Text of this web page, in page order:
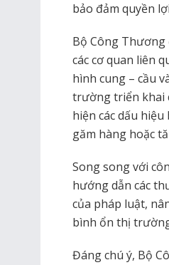
bảo đảm quyền
Bộ Công Thương
các cơ quan liên
hình cung – cầu
trường triển khai
hiện các dấu
găm hàng hoặc
Song song với
hướng dẫn các
của pháp luật,
bình ổn thị
Đáng chú ý, Bộ